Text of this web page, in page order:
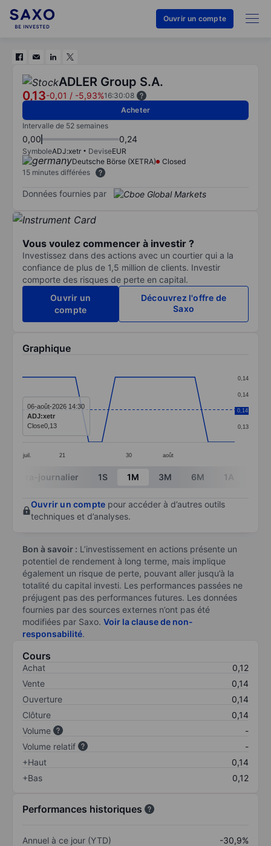
Ouvrir un compte
ADLER Group S.A.
0,13-0,01 / -5,93%16:30:08
Acheter
Intervalle de 52 semaines
0,00 0,24
SymboleADJ:xetr DeviseEUR
Deutsche Börse (XETRA)
Closed
15 minutes différées
Données fournies par
Vous voulez commencer à investir ?
Investissez dans des actions avec un courtier qui a la
confiance de plus de 1,5 million de clients. Investir
comporte des risques de perte en capital.
Ouvrir un
compte
Découvrez l'offre de
Saxo
Graphique
Line chart with 17 data points.
The chart has 1 X axis displaying categories.
The chart has 1 Y axis displaying values. Data ranges
juil. 21 30 août
0,13
0,14
0,14
0,14
0,14
06-août-2026 14:30
ADJ:xetr
Close0,13
End of interactive chart.
Intra-journalier 1S 1M 3M 6M 1A
Ouvrir un compte pour accéder à d’autres outils
techniques et d’analyses.
Bon à savoir : L’investissement en actions présente un
potentiel de rendement à long terme, mais implique
également un risque de perte, pouvant aller jusqu’à la
totalité du capital investi. Les performances passées ne
préjugent pas des performances futures. Les données
fournies par des sources externes n’ont pas été
modifiées par Saxo. Voir la clause de non-
responsabilité.
Cours
Achat
0,12
Vente
0,14
Ouverture
0,14
Clôture
0,14
Volume
-
Volume relatif
-
+Haut
0,14
+Bas
0,12
Performances historiques
Annuel à ce jour (YTD)
-30,9%